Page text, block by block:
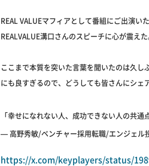
REAL VALUEマフィアとして番組にご出演い
REALVALUE溝口さんのスピーチに心が震えた
ここまで本質を突いた言葉を聞いたのは久し
にも良すぎるので、どうしても皆さんにシェ
「幸せになれない人、成功できない人の共通
— 高野秀敏/ベンチャー採用転職/エンジェ
https://x.com/keyplayers/status/